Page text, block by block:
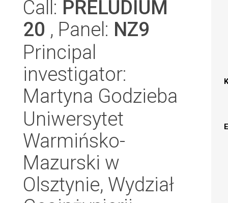
Call: PRELUDIUM
20 , Panel: NZ9
Principal
investigator:
Martyna Godzieba
Uniwersytet
Warmińsko-
Mazurski w
Olsztynie, Wydział